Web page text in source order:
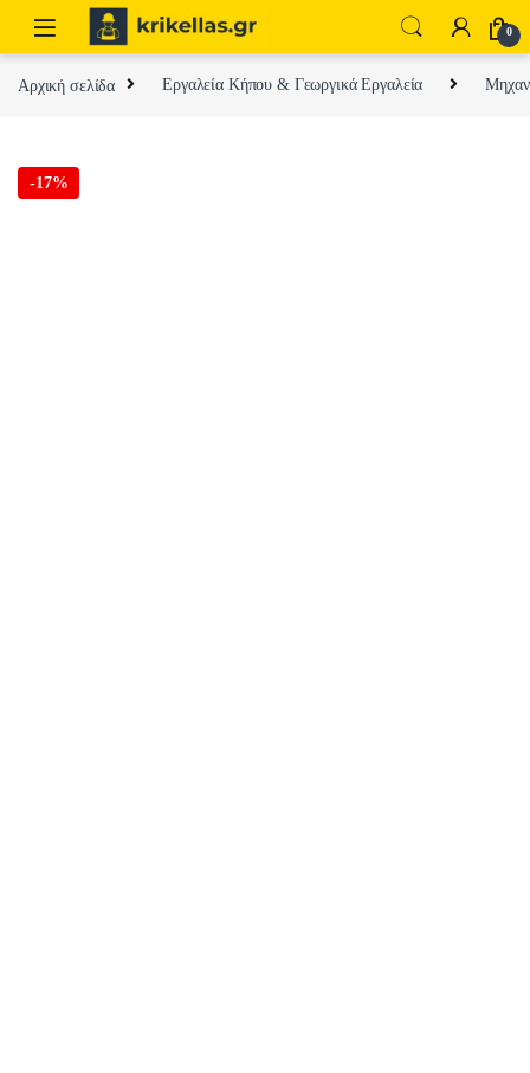
Skip to navigation
Skip to content
0
Αρχική σελίδα Εργαλεία Κήπου & Γεωργικά Εργαλεία
-17%